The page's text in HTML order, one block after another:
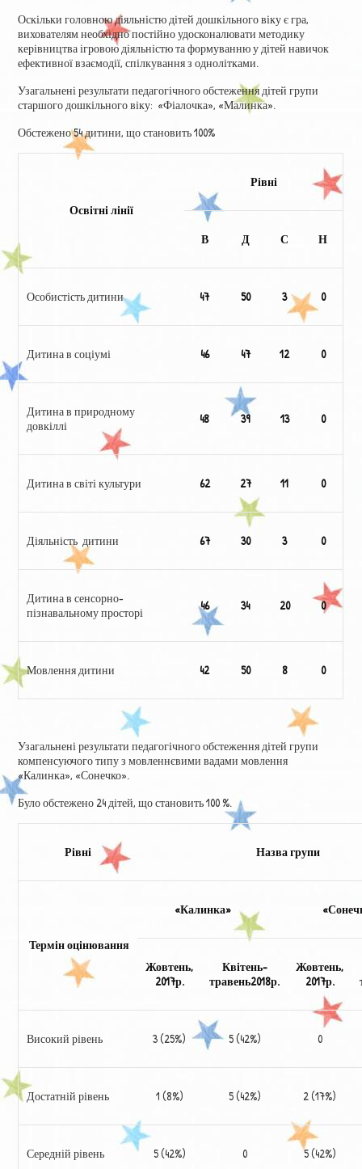
Оскільки головною діяльністю дітей дошкільного віку є гра,
вихователям необхідно постійно удосконалювати методику
керівництва ігровою діяльністю та формуванню у дітей навичок
ефективної взаємодії, спілкування з однолітками.
Узагальнені результати педагогічного обстеження дітей групи
старшого дошкільного віку: «Фіалочка», «Малинка».
Обстежено 54 дитини, що становить 100%
Освітні лінії
Рівні
В Д С Н
Особистість дитини 47 50 3 0
Дитина в соціумі 46 47 12 0
Дитина в природному
довкіллі
48 39 13 0
Дитина в світі культури 62 27 11 0
Діяльність дитини 67 30 3 0
Дитина в сенсорно-
пізнавальному просторі
46 34 20 0
Мовлення дитини 42 50 8 0
Узагальнені результати педагогічного обстеження дітей групи
компенсуючого типу з мовленнєвими вадами мовлення
«Калинка», «Сонечко».
Було обстежено 24 дітей, що становить 100 %.
Рівні Назва групи
Терміноцінювання
«Калинка»
Жовтень,
2017р.
Квітень-
травень2018р.
Жовтень,
2017р.
Високий рівень 3 (25%) 5 (42%) 0
Достатній рівень 1 (8%) 5 (42%) 2 (17%)
Середній рівень 5 (42%) 0 5 (42%)